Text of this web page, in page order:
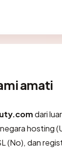
amati
dari
hosting
(No), dan